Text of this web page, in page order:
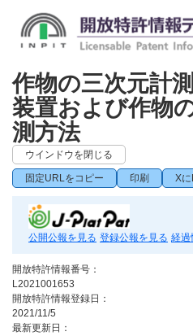
作物の三次元計
装置および作物
測方法
ウインドウを閉じる
固定URLをコピー 印刷 X
公開公報を見る 登録公報を見る 経過
開放特許情報番号：
L2021001653
開放特許情報登録日：
2021/11/5
最新更新日：